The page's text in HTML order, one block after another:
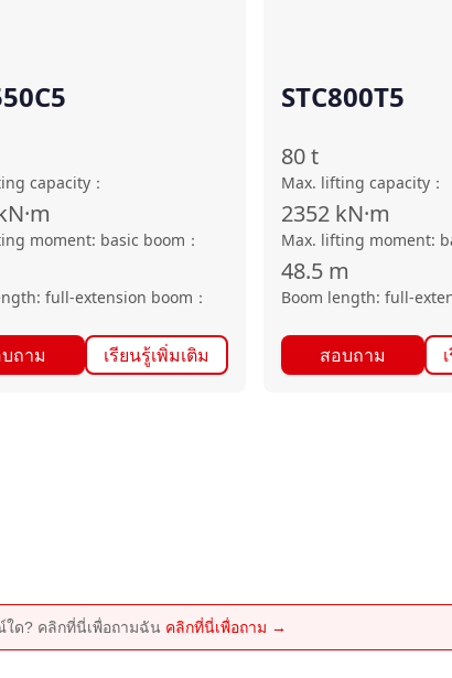
capacity ：
moment: basic boom ：
full-extension boom ：
ถาม เรียนรู้เพิ่มเติม
STC800T5
80t
Max. lifting capacity ：
2352 kN·m
Max. lifting moment:
48.5 m
Boom length: full-
สอบถาม
ใด? คลิกที่นี่เพื่อถามฉัน คลิกที่นี่เพื่อถาม →